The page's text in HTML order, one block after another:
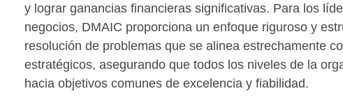
y lograr ganancias financieras significativas. Para los
negocios, DMAIC proporciona un enfoque riguroso y
resolución de problemas que se alinea estrechamente
estratégicos, asegurando que todos los niveles de la
hacia objetivos comunes de excelencia y fiabilidad.